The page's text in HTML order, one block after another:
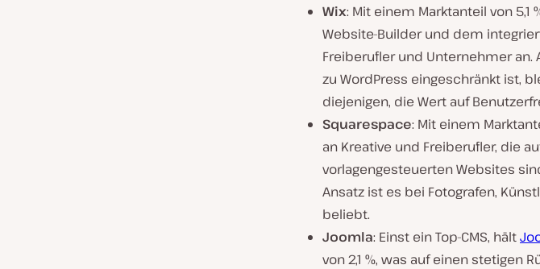
Wix: Mit einem Marktanteil von 5,1
Website-Builder und dem
Freiberufler und Unternehmer
zu WordPress eingeschränkt ist,
diejenigen, die Wert auf
Squarespace: Mit einem
an Kreative und Freiberufler, die
vorlagengesteuerten Websites
Ansatz ist es bei Fotografen,
beliebt.
Joomla: Einst ein Top-CMS, hält
von 2,1 %, was auf einen stetigen